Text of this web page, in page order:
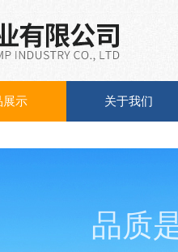
展示 关于我们
品质